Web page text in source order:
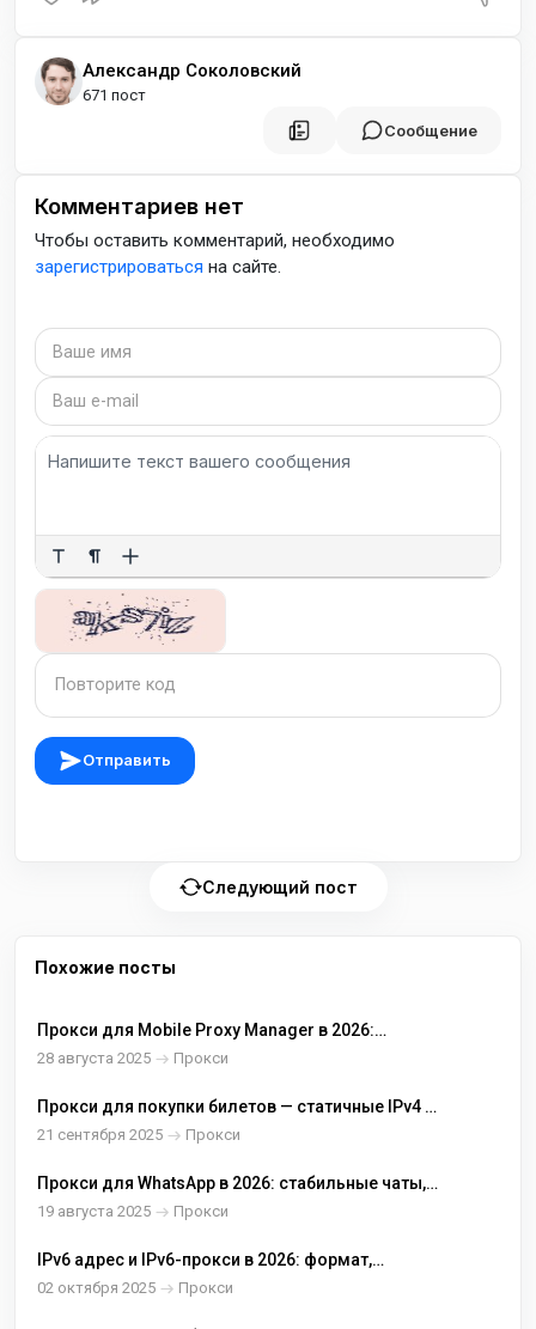
Александр Соколовский
671 пост
Сообщение
Комментариев нет
Чтобы оставить комментарий, необходимо
зарегистрироваться на сайте.
Отправить
Следующий пост
Похожие посты
Прокси для Mobile Proxy Manager в 2026:
быстрые пресеты, статичные IP и удобные
28 августа 2025 Прокси
Прокси для покупки билетов — статичные IPv4 и
точный GEO
21 сентября 2025 Прокси
Прокси для WhatsApp в 2026: стабильные чаты,
нужные регионы и предсказуемые сессии
19 августа 2025 Прокси
IPv6 адрес и IPv6-прокси в 2026: формат,
настройка, совместимость и где купить
02 октября 2025 Прокси